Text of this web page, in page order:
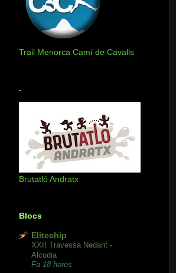
Trail Menorca Camí de Cavalls
.
Brutatló Andratx
Blocs
Elitechip
XXII Travessa Nedant -
Alcudia
Fa 18 hores